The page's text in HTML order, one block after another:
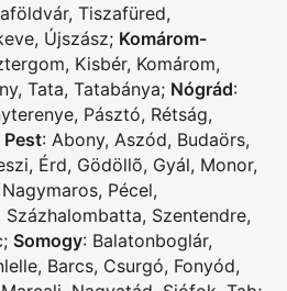
, Tiszafüred,
, Újszász; Komárom-
, Kisbér, Komárom,
, Tata, Tatabánya; Nógrád:
, Pásztó, Rétság,
Pest: Abony, Aszód, Budaörs,
, Érd, Gödöllõ, Gyál, Monor,
Nagymaros, Pécel,
Százhalombatta, Szentendre,
; Somogy: Balatonboglár,
, Barcs, Csurgó, Fonyód,